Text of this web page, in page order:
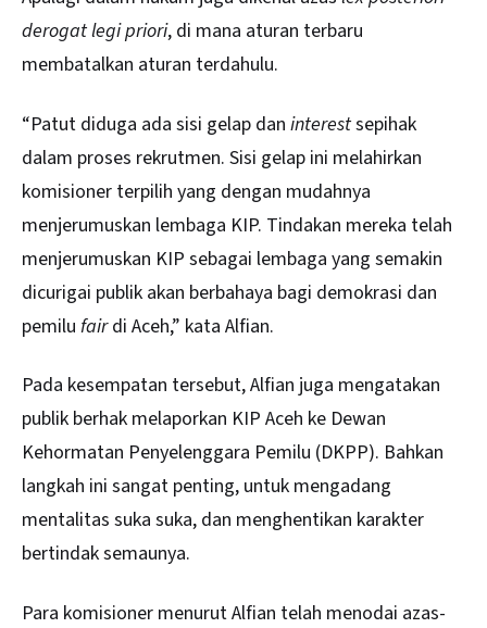
derogat legi priori, di mana aturan terbaru
membatalkan aturan terdahulu.
“Patut diduga ada sisi gelap dan interestsepihak
dalam proses rekrutmen. Sisi gelap ini melahirkan
komisioner terpilih yang dengan mudahnya
menjerumuskan lembaga KIP. Tindakan mereka telah
menjerumuskan KIP sebagai lembaga yang semakin
dicurigai publik akan berbahaya bagi demokrasi dan
pemilu fairdi Aceh,” kata Alfian.
Pada kesempatan tersebut, Alfian juga mengatakan
publik berhak melaporkan KIP Aceh ke Dewan
Kehormatan Penyelenggara Pemilu (DKPP). Bahkan
langkah ini sangat penting, untuk mengadang
mentalitas suka suka, dan menghentikan karakter
bertindak semaunya.
Para komisioner menurut Alfian telah menodai azas-